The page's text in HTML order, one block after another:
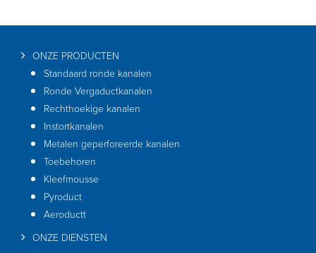
ONZE PRODUCTEN
Standaard ronde kanalen
Ronde Vergaductkanalen
Rechthoekige kanalen
Instortkanalen
Metalen geperforeerde kanalen
Toebehoren
Kleefmousse
Pyroduct
Aeroductt
ONZE DIENSTEN